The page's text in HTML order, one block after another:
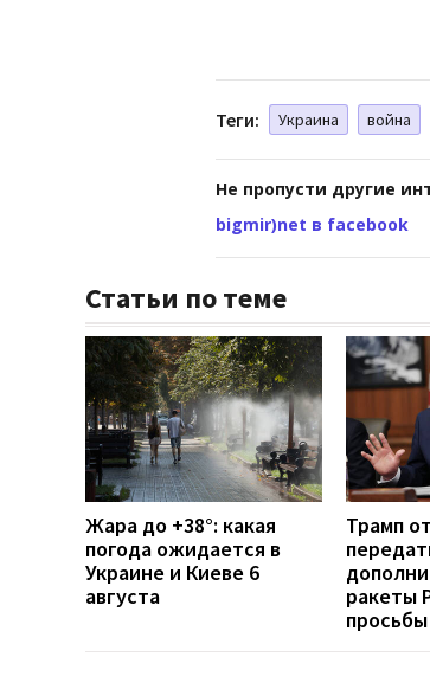
Теги: Украина война
Не пропусти другие
bigmir)net в facebook
Статьи по теме
Жара до +38°: какая
погода ожидается в
Украине и Киеве 6
августа
Трамп
ракеты